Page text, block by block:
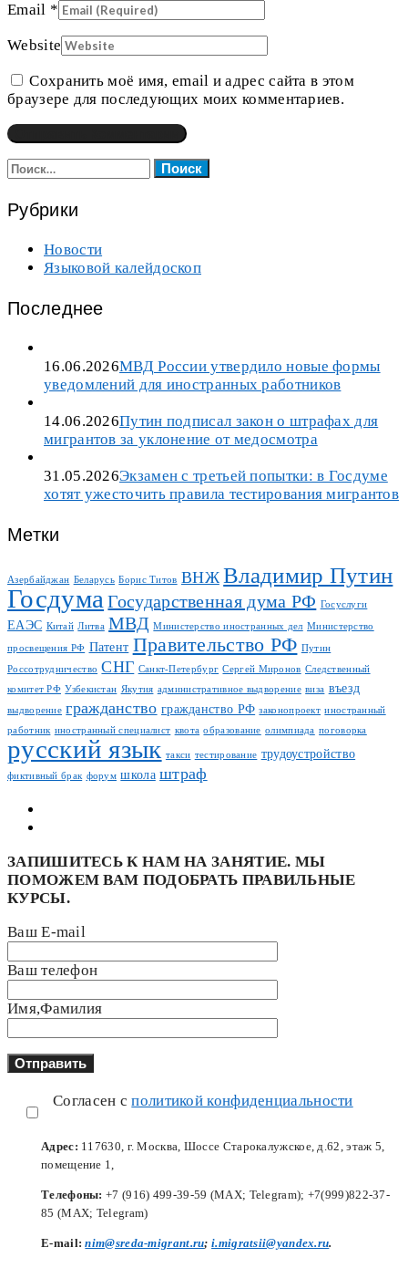
Email *
Website
Сохранить моё имя, email и адрес сайта в этом
браузере для последующих моих комментариев.
Найти:
Рубрики
Новости
Языковой калейдоскоп
Последнее
16.06.2026МВД России утвердило новые формы
уведомлений для иностранных работников
14.06.2026Путин подписал закон о штрафах для
мигрантов за уклонение от медосмотра
31.05.2026Экзамен с третьей попытки: в Госдуме
хотят ужесточить правила тестирования мигрантов
Метки
Азербайджан Беларусь Борис Титов ВНЖ Владимир Путин
Госдума Государственная дума РФ Госуслуги
ЕАЭС Китай Литва МВД Министерство иностранных дел Министерство
просвещения РФ Патент Правительство РФ Путин
Россотрудничество СНГ Санкт-Петербург Сергей Миронов Следственный
комитет РФ Узбекистан Якутия административное выдворение виза въезд
выдворение гражданство гражданство РФ законопроект иностранный
работник иностранный специалист квота образование олимпиада поговорка
русский язык такси тестирование трудоустройство
фиктивный брак форум школа штраф
ЗАПИШИТЕСЬ К НАМ НА ЗАНЯТИЕ. МЫ
ПОМОЖЕМ ВАМ ПОДОБРАТЬ ПРАВИЛЬНЫЕ
КУРСЫ.
Ваш E-mail
Ваш телефон
Имя,Фамилия
Согласен сполитикой конфиденциальности
Адрес: 117630, г. Москва, Шоссе Старокалужское, д.62, этаж 5,
помещение 1,
Телефоны: +7 (916) 499-39-59 (MAX; Telegram); +7(999)822-37-
85 (MAX; Telegram)
Е-mail:nim@sreda-migrant.ru;i.migratsii@yandex.ru.